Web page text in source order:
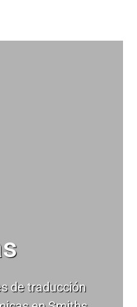
detraducción